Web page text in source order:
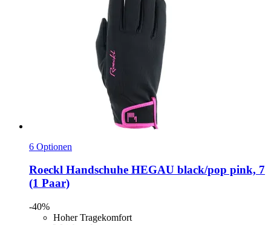
6 Optionen
Roeckl Handschuhe HEGAU black/pop pink, 7
(1 Paar)
-40%
Hoher Tragekomfort